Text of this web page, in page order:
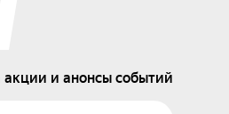
и анонсы событий